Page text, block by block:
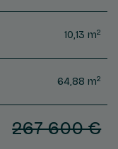
10,13 m2
64,88 m2
267 600 €